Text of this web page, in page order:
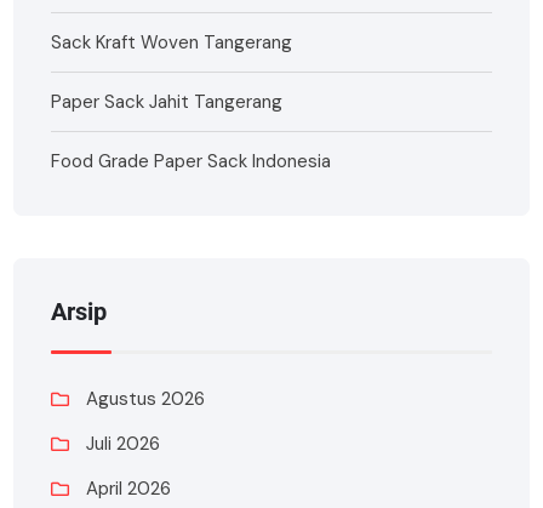
Sack Kraft Woven Tangerang
Paper Sack Jahit Tangerang
Food Grade Paper Sack Indonesia
Arsip
Agustus 2026
Juli 2026
April 2026